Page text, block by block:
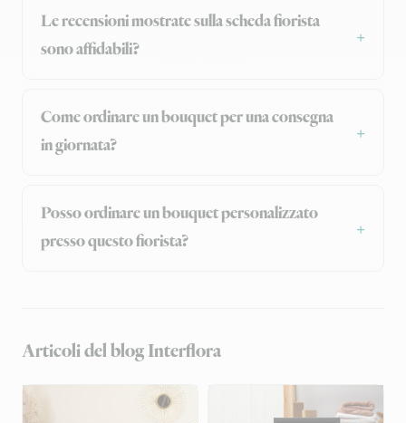
Le recensioni mostrate sulla scheda fiorista
sono affidabili?
Come ordinare un bouquet per una consegna
in giornata?
Posso ordinare un bouquet personalizzato
presso questo fiorista?
Articoli del blog Interflora